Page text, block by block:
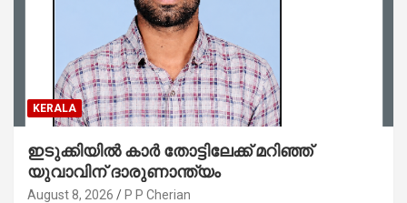
KERALA
ഇടുക്കിയിൽ കാർ തോട്ടിലേക്ക് മറിഞ്ഞ്
യുവാവിന് ദാരുണാന്ത്യം
August 8, 2026 P P Cherian